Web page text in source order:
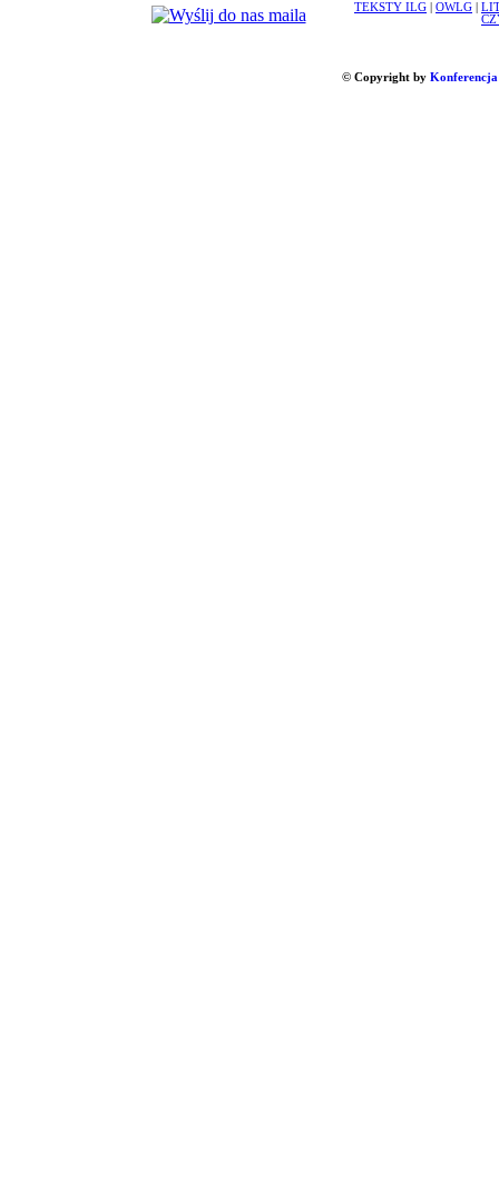
TEKSTY ILG OWLG
© Copyright by Konferencja